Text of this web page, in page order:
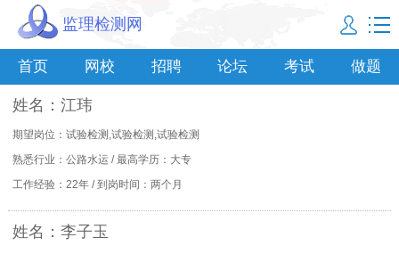
监理检测网
首页 网校 招聘 论坛 考试 做题
姓名：江玮
期望岗位：试验检测,试验检测,试验检测
熟悉行业：公路水运 / 最高学历：大专
工作经验：22年 / 到岗时间：两个月
姓名：李子玉